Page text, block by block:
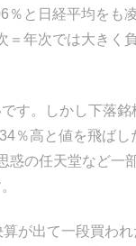
％と日経平均をも
＝年次では大きく
す。しかし下落
％高と値を飛ばし
惑の任天堂など一
が出て一段買わ